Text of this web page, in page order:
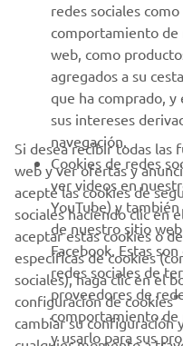
AYUDA
BOLETÍN DE
Sé el primero en enterarte
especiales, novedades
Lea nuestra Política de
sus datos personales: Política
redes sociales
comportamiento de
web, como
agregados a su
que ha comprado,
sus intereses
navegación.
Cookies de redes
ver videos en
YouTube) y
de nuestro sitio
Facebook. Estas
redes sociales de
proveedores de
comportamiento de
y usarlo para sus
Si desea recibir todas las
web y ver ofertas y
acepte las cookies de
sociales haciendo clic en
aceptar estas cookies o
específicas de cookies
sociales), haga clic en el
configuración de
cambiar su